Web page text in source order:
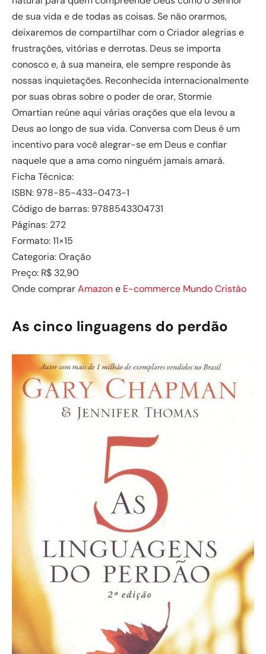
de sua vida e de todas as coisas. Se não orarmos,
deixaremos de compartilhar com o Criador alegrias e
frustrações, vitórias e derrotas. Deus se importa
conosco e, à sua maneira, ele sempre responde às
nossas inquietações. Reconhecida internacionalmente
por suas obras sobre o poder de orar, Stormie
Omartian reúne aqui várias orações que ela levou a
Deus ao longo de sua vida. Conversa com Deus é um
incentivo para você alegrar-se em Deus e confiar
naquele que a ama como ninguém jamais amará.
Ficha Técnica:
ISBN: 978-85-433-0473-1
Código de barras: 9788543304731
Páginas: 272
Formato: 11×15
Categoria: Oração
Preço: R$ 32,90
Onde comprarAmazone E-commerce Mundo Cristão
As cinco linguagens do perdão